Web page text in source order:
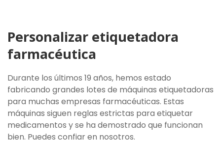
Personalizar etiquetadora
farmacéutica
Durante los últimos 19 años, hemos estado
fabricando grandes lotes de máquinas etiquetadoras
para muchas empresas farmacéuticas. Estas
máquinas siguen reglas estrictas para etiquetar
medicamentos y se ha demostrado que funcionan
bien. Puedes confiar en nosotros.